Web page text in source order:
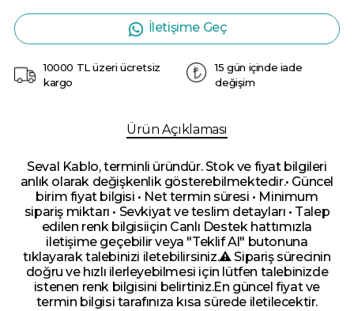
İletişime Geç
10000 TL üzeri ücretsiz
kargo
15 gün içinde iade
değişim
Ürün Açıklaması
Seval Kablo, terminli üründür. Stok ve fiyat bilgileri
anlık olarak değişkenlik gösterebilmektedir.• Güncel
birim fiyat bilgisi • Net termin süresi • Minimum
sipariş miktarı • Sevkiyat ve teslim detayları • Talep
edilen renk bilgisiiçin Canlı Destek hattımızla
iletişime geçebilir veya "Teklif Al" butonuna
tıklayarak talebinizi iletebilirsiniz.⚠️ Sipariş sürecinin
doğru ve hızlı ilerleyebilmesi için lütfen talebinizde
istenen renk bilgisini belirtiniz.En güncel fiyat ve
termin bilgisi tarafınıza kısa sürede iletilecektir.